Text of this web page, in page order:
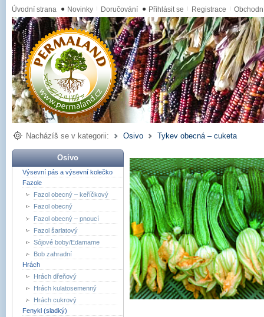
Úvodní strana ● Novinky Doručování ● Přihlásit se Registrace
Nacházíš se v kategorii: Osivo Tykev obecná – cuketa
Osivo
Výsevní pás a výsevní kolečko
Fazole
Fazol obecný – keříčkový
Fazol obecný
Fazol obecný – pnoucí
Fazol šarlatový
Sójové boby/Edamame
Bob zahradní
Hrách
Hrách dřeňový
Hrách kulatosemenný
Hrách cukrový
Fenykl (sladký)